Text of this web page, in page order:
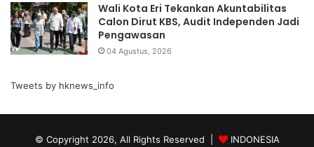
Wali Kota Eri Tekankan Akuntabilitas
Calon Dirut KBS, Audit Independen Jadi
Pengawasan
04 Agustus, 2026
Tweets by hknews_info
© Copyright 2026, All Rights Reserved | INDONESIA